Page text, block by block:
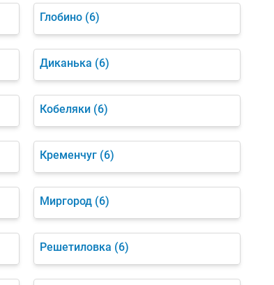
Глобино (6)
Диканька (6)
Кобеляки (6)
Кременчуг (6)
Миргород (6)
Решетиловка (6)